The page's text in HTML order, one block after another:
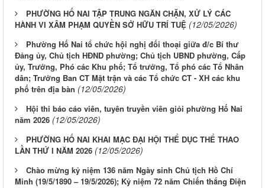
PHƯỜNG HỐ NAI TẬP TRUNG NGĂN CHẶN, XỬ LÝ CÁC
HÀNH VI XÂM PHẠM QUYỀN SỞ HỮU TRÍ TUỆ (12/05/2026)
Phường Hố Nai tổ chức hội nghị đối thoại giữa đ/c Bí thư
Đảng ủy, Chủ tịch HĐND phường; Chủ tịch UBND phường, Cấp
ủy, Trưởng, Phó các Khu phố; Tổ trưởng, Tổ phó các Tổ Nhân
dân; Trưởng Ban CT Mặt trận và các Tổ chức CT - XH các khu
phố trên địa bàn (12/05/2026)
Hội thi báo cáo viên, tuyên truyền viên giỏi phường Hố Nai
năm 2026 (12/05/2026)
PHƯỜNG HỐ NAI KHAI MẠC ĐẠI HỘI THỂ DỤC THỂ THAO
LẦN THỨ I NĂM 2026 (12/05/2026)
Chào mừng kỷ niệm 136 năm Ngày sinh Chủ tịch Hồ Chí
Minh (19/5/1890 – 19/5/2026); Kỷ niệm 72 năm Chiến thắng Điện